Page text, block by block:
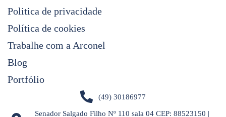
Politica de privacidade
Política de cookies
Trabalhe com a Arconel
Blog
Portfólio
(49) 30186977
Senador Salgado Filho Nº 110 sala 04 CEP: 88523150 |